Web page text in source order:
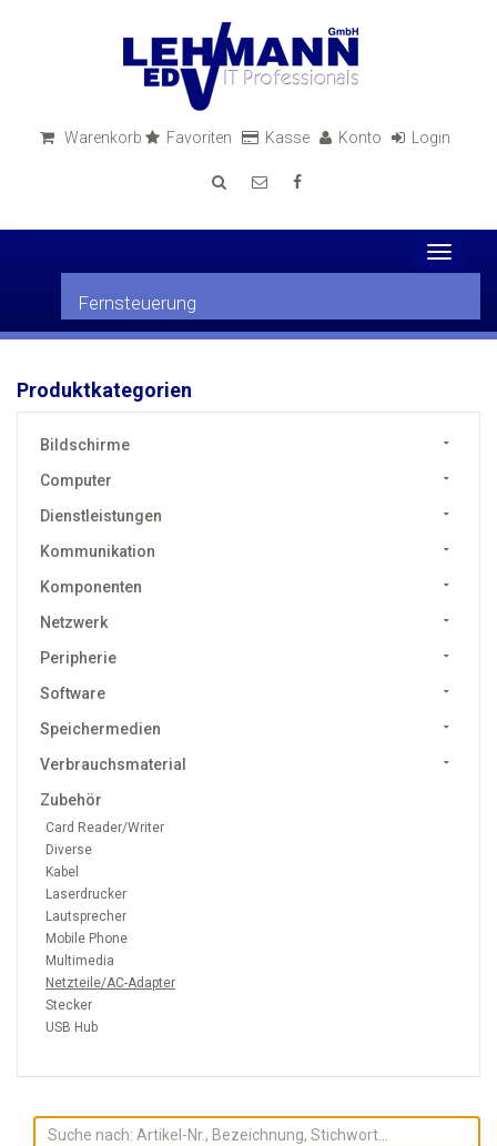
Warenkorb Favoriten Kasse Konto Login
Toggle
Fernsteuerung
Produktkategorien
Bildschirme
Computer
Dienstleistungen
Kommunikation
Komponenten
Netzwerk
Peripherie
Software
Speichermedien
Verbrauchsmaterial
Zubehör
Card Reader/Writer
Diverse
Kabel
Laserdrucker
Lautsprecher
Mobile Phone
Multimedia
Netzteile/AC-Adapter
Stecker
USB Hub